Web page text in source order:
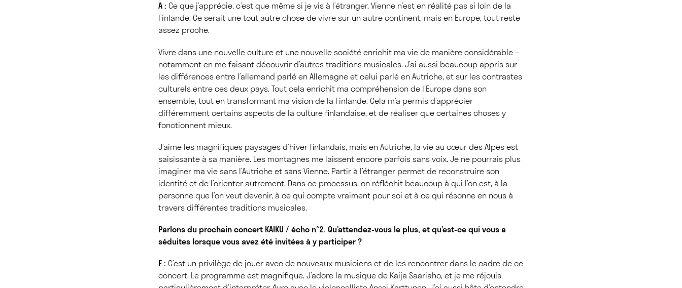
A : Ce que j’apprécie, c’est que même si je vis à l’étranger, Vienne n’est en réalité pas si loin de la
Finlande. Ce serait une tout autre chose de vivre sur un autre continent, mais en Europe, tout reste
assez proche.
Vivre dans une nouvelle culture et une nouvelle société enrichit ma vie de manière considérable –
notamment en me faisant découvrir d’autres traditions musicales. J’ai aussi beaucoup appris sur
les différences entre l’allemand parlé en Allemagne et celui parlé en Autriche, et sur les contrastes
culturels entre ces deux pays. Tout cela enrichit ma compréhension de l’Europe dans son
ensemble, tout en transformant ma vision de la Finlande. Cela m’a permis d’apprécier
différemment certains aspects de la culture finlandaise, et de réaliser que certaines choses y
fonctionnent mieux.
J’aime les magnifiques paysages d’hiver finlandais, mais en Autriche, la vie au cœur des Alpes est
saisissante à sa manière. Les montagnes me laissent encore parfois sans voix. Je ne pourrais plus
imaginer ma vie sans l’Autriche et sans Vienne. Partir à l’étranger permet de reconstruire son
identité et de l’orienter autrement. Dans ce processus, on réfléchit beaucoup à qui l’on est, à la
personne que l’on veut devenir, à ce qui compte vraiment pour soi et à ce qui résonne en nous à
travers différentes traditions musicales.
Parlons du prochain concert KAIKU / écho n°2. Qu’attendez-vous le plus, et qu’est-ce qui vous a
séduites lorsque vous avez été invitées à y participer ?
F : C’est un privilège de jouer avec de nouveaux musiciens et de les rencontrer dans le cadre de ce
concert. Le programme est magnifique. J’adore la musique de Kaija Saariaho, et je me réjouis